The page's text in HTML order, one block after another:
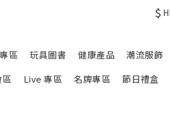
$
區 玩具圖書 健康產品 潮流服飾
Live 專區 名牌專區 節日禮盒